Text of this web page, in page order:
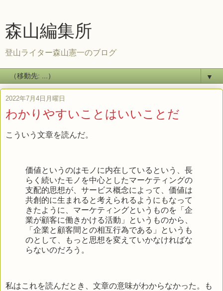
森山編集所
登山ライター森山憲一のブログ
▼
2022年7月4日月曜日
わかりやすいことはいいことだ
こういう文章を読んだ。
価値というのはモノに内在しているという、長
らく続いたモノを中心としたマーケティングの
支配的思想が、サービス概念によって、価値は
共創的に生まれると考えられるようにもなって
きたように、マーケティングというものを「企
業が顧客に働きかける活動」というものから、
「企業と顧客間との相互行為である」というも
のとして、もっと思想を変えていかなければな
らないのだろう。
私はこれを読んだとき、文章の意味がわからなかった。も